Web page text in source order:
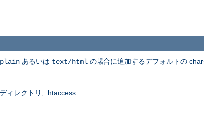
あるいは text/html の場合に追加するデフォルトの
ィレクトリ, .htaccess